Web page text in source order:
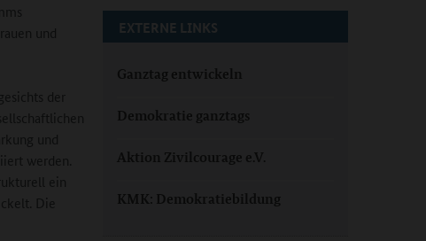
und
der
und
werden.
ein
Die
EXTERNE LINKS
Ganztag entwickeln
Demokratie ganztags
Aktion Zivilcourage e.V.
KMK: Demokratiebildung